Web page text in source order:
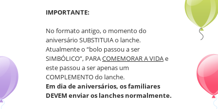
IMPORTANTE:
No formato antigo, o momento do
aniversário SUBSTITUIA o lanche.
Atualmente o “bolo passou a ser
SIMBÓLICO”, PARACOMEMORAR A VIDAe
este passou a ser apenas um
COMPLEMENTO do lanche.
Em dia de aniversários, os familiares
DEVEM enviar os lanches normalmente.